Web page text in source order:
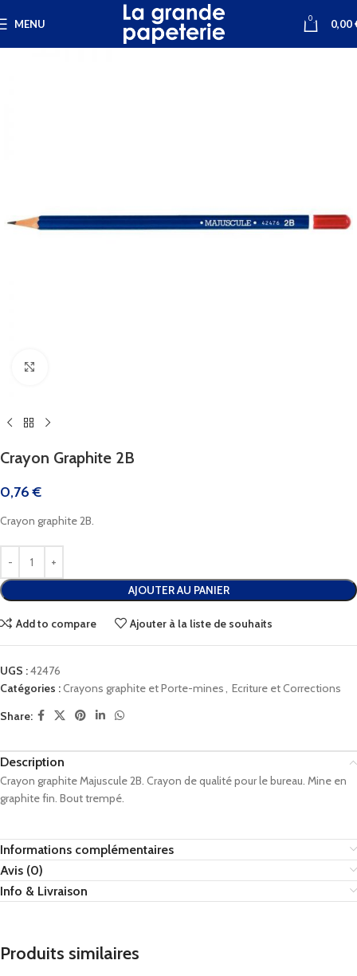
MENU 0 0,00
Crayon Graphite 2B
0,76€
Crayon graphite 2B.
AJOUTER AU PANIER
Add to compare Ajouter à la liste de souhaits
UGS :42476
Catégories :Crayons graphite et Porte-mines, Ecriture et Corrections
Share:
Description
Crayon graphite Majuscule 2B. Crayon de qualité pour le bureau. Mine en
graphite fin. Bout trempé.
Informations complémentaires
Avis (0)
Info & Livraison
Produits similaires